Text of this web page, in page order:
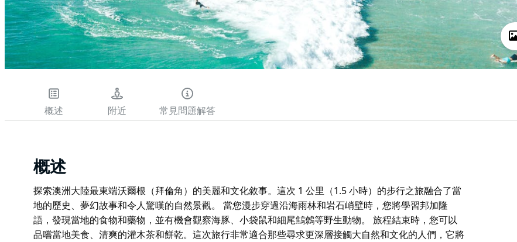
概述 附近 常見問題解答
概述
探索澳洲大陸最東端沃爾根（拜倫角）的美麗和文化敘事。這次 1 公里（1.5 小時）的步行之旅融合了當
地的歷史、夢幻故事和令人驚嘆的自然景觀。 當您漫步穿過沿海雨林和岩石峭壁時，您將學習邦加隆
語，發現當地的食物和藥物，並有機會觀察海豚、小袋鼠和細尾鷦鷯等野生動物。 旅程結束時，您可以
品嚐當地美食、清爽的灌木茶和餅乾。這次旅行非常適合那些尋求更深層接觸大自然和文化的人們，它將